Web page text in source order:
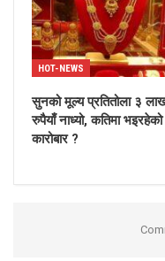
HOT-NEWS
सुनको मूल्य प्रतितोला ३
रुपैयाँ नाध्यो, कतिमा
कारोबार ?